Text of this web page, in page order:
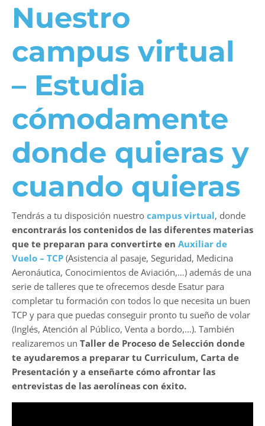
Nuestro
campus virtual
– Estudia
cómodamente
donde quieras y
cuando quieras
Tendrás a tu disposición nuestro campus virtual, donde
encontrarás los contenidos de las diferentes materias
que te preparan para convertirte en Auxiliar de
Vuelo – TCP (Asistencia al pasaje, Seguridad, Medicina
Aeronáutica, Conocimientos de Aviación,…) además de una
serie de talleres que te ofrecemos desde Esatur para
completar tu formación con todos lo que necesita un buen
TCP y para que puedas conseguir pronto tu sueño de volar
(Inglés, Atención al Público, Venta a bordo,…). También
realizaremos un Taller de Proceso de Selección donde
te ayudaremos a preparar tu Curriculum, Carta de
Presentación y a enseñarte cómo afrontar las
entrevistas de las aerolíneas con éxito.